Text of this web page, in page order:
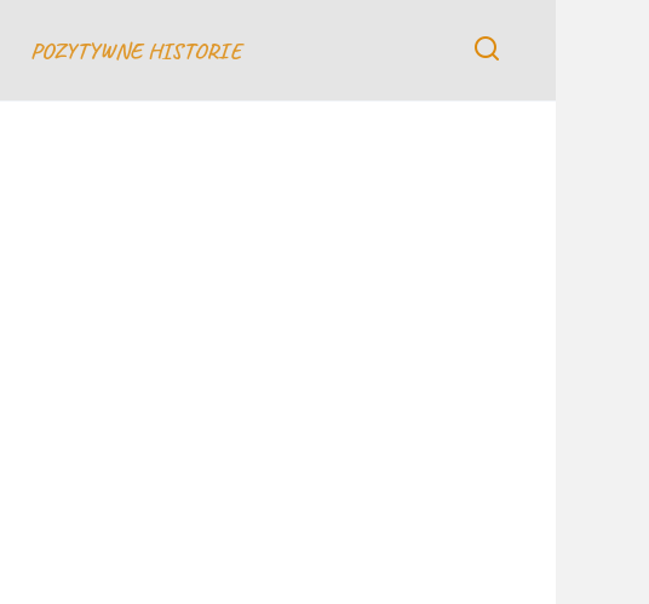
POZYTYWNE HISTORIE